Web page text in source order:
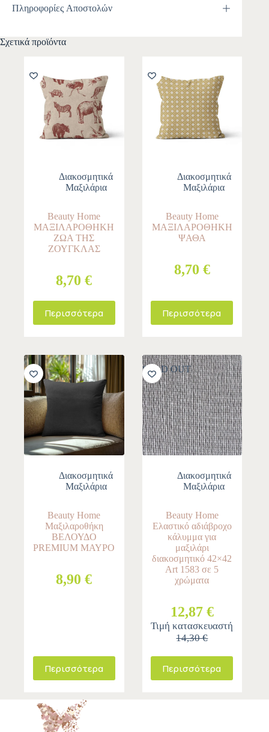
Πληροφορίες Αποστολών
Σχετικά προϊόντα
Διακοσμητικά
Μαξιλάρια
Beauty Home
ΜΑΞΙΛΑΡΟΘΗΚΗ
ΖΩΑ ΤΗΣ
ΖΟΥΓΚΛΑΣ
8,70 €
Περισσότερα
Διακοσμητικά
Μαξιλάρια
Beauty Home
ΜΑΞΙΛΑΡΟΘΗΚΗ
ΨΑΘΑ
8,70 €
Περισσότερα
Διακοσμητικά
Μαξιλάρια
Beauty Home
Μαξιλαροθήκη
ΒΕΛΟΥΔΟ
PREMIUM ΜΑΥΡΟ
8,90 €
Περισσότερα
SOLD OUT
Διακοσμητικά
Μαξιλάρια
Beauty Home
Ελαστικό αδιάβροχο
κάλυμμα για
μαξιλάρι
διακοσμητικό 42×42
Art 1583 σε 5
χρώματα
12,87 €
Τιμή κατασκευαστή
14,30 €
Περισσότερα